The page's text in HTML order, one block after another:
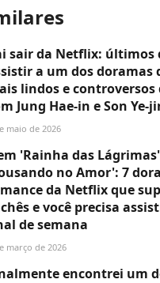
sair da Netflix: últimos
a um dos doramas
lindos e controversos
Jung Hae-in e Son Ye-
maio de 2026
'Rainha das
no Amor': 7
da Netflix que
e você precisa
de semana
março de 2026
encontrei um